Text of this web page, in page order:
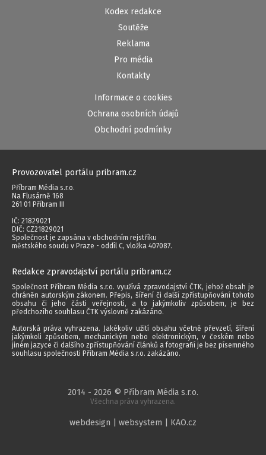
Kodex redakce
Soutěže
Reklama
Pro média
Kontakty
Informace o cookies
Ochrana osobních údajů
Obchodní podmínky
Provozovatel portálu pribram.cz
Příbram Média s.r.o.
Na Flusárně 168
261 01 Příbram III
IČ: 21829021
DIČ: CZ21829021
Společnost je zapsána v obchodním rejstříku
městského soudu v Praze - oddíl C, vložka 407087.
Redakce zpravodajství portálu pribram.cz
Společnost Příbram Média s.r.o. využívá zpravodajství ČTK, jehož obsah je
chráněn autorským zákonem. Přepis, šíření či další zpřístupňování tohoto
obsahu či jeho části veřejnosti, a to jakýmkoliv způsobem, je bez
předchozího souhlasu ČTK výslovně zakázáno.
Autorská práva vyhrazena. Jakékoliv užití obsahu včetně převzetí, šíření
jakýmkoli způsobem, mechanickým nebo elektronickým, v českém nebo
jiném jazyce či dalšího zpřístupňování článků a fotografií je bez písemného
souhlasu společnosti Příbram Média s.r.o. zakázáno.
2014 - 2026 © Příbram Média s.r.o.
Všechna práva vyhrazena.
webdesign | websystem | KAO.cz